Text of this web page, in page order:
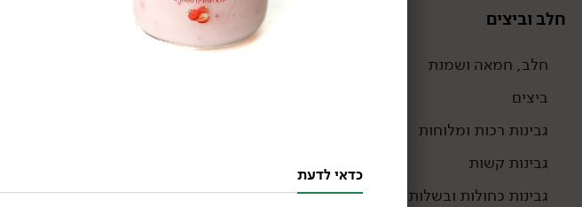
חלב וביצים
חלב, חמאה ושמנת
ביצים
גבינות רכות ומלוחות
גבינות קשות
גבינות כחולות ובשלות
יוגורט וחלבון
כדאי לדעת